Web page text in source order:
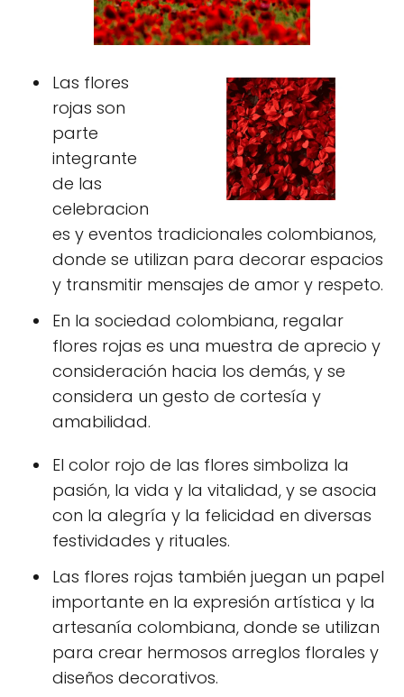
Las flores
rojas son
parte
integrante
de las
celebracion
es y eventos tradicionales colombianos,
donde se utilizan para decorar espacios
y transmitir mensajes de amor y respeto.
En la sociedad colombiana, regalar
flores rojas es una muestra de aprecio y
consideración hacia los demás, y se
considera un gesto de cortesía y
amabilidad.
El color rojo de las flores simboliza la
pasión, la vida y la vitalidad, y se asocia
con la alegría y la felicidad en diversas
festividades y rituales.
Las flores rojas también juegan un papel
importante en la expresión artística y la
artesanía colombiana, donde se utilizan
para crear hermosos arreglos florales y
diseños decorativos.